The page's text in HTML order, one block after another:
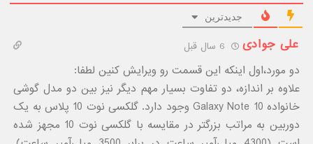
جدیدترین
علی جوادی
دو مورد،اول اینکه این قسمت رو ویرایش کنین لطفا:
علاوه بر اندازه، دو تفاوت بسیار مهم دیگر نیز بین دو مدل گوشی
خانواده Galaxy Note 10 وجود دارد. گلکسی نوت 10 پلاس به یک
دوربین به مراتب بزرگتر در مقایسه با گلکسی نوت 10 مجهز شده